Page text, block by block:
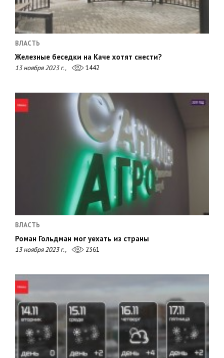
ВЛАСТЬ
Железные беседки на Каче хотят снести?
13 ноября 2023 г., 1442
ВЛАСТЬ
Роман Гольдман мог уехать из страны
13 ноября 2023 г., 2361